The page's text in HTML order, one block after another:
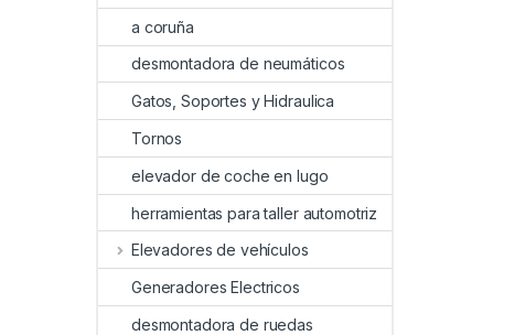
a coruña
desmontadora de neumáticos
Gatos, Soportes y Hidraulica
Tornos
elevador de coche en lugo
herramientas para taller automotriz
Elevadores de vehículos
Generadores Electricos
desmontadora de ruedas